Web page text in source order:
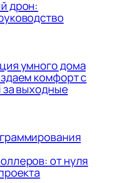
дрон:
умного дома
комфорт с
за выходные
от нуля